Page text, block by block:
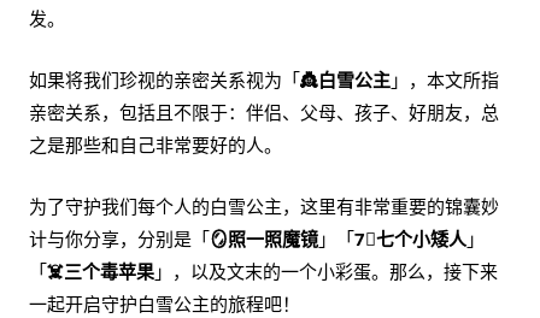
发。
如果将我们珍视的亲密关系视为「 👸白雪公主 」，本文所指
亲密关系，包括且不限于：伴侣、父母、孩子、好朋友，总
之是那些和自己非常要好的人。
为了守护我们每个人的白雪公主，这里有非常重要的锦囊妙
计与你分享，分别是「 🪞照一照魔镜 」「 7⃣️七个小矮人」
「 ☠️三个毒苹果 」，以及文末的一个小彩蛋。那么，接下来
一起开启守护白雪公主的旅程吧！